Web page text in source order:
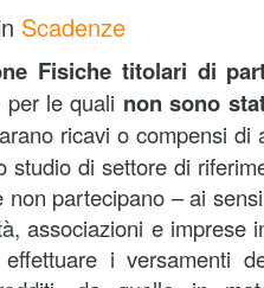
Scadenze
Fisiche titolari di
per le quali non sono
ricavi o compensi di
studio di settore di
non partecipano – ai
associazioni e imprese
i versamenti